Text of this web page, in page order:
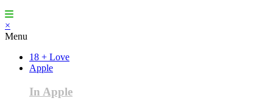
×
Menu
18 + Love
Apple
In Apple